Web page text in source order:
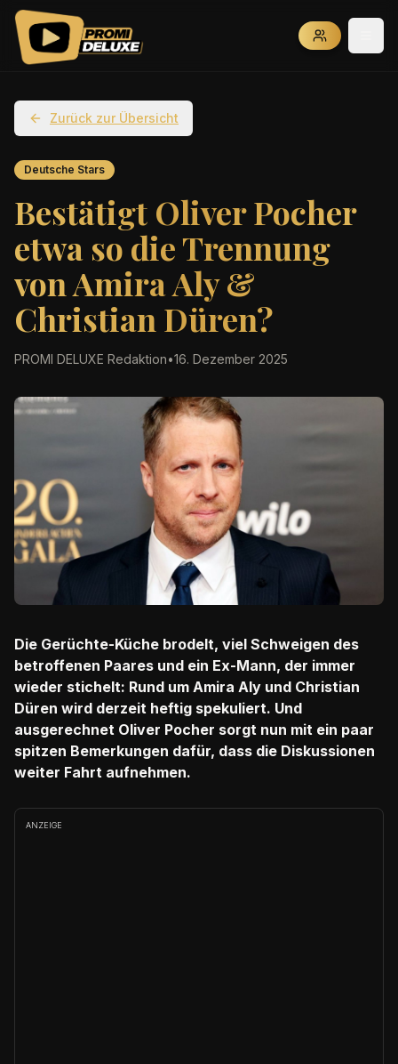
Zurück zur Übersicht
Deutsche Stars
Bestätigt Oliver Pocher
etwa so die Trennung
von Amira Aly &
Christian Düren?
PROMI DELUXE Redaktion•16. Dezember 2025
Die Gerüchte-Küche brodelt, viel Schweigen des
betroffenen Paares und ein Ex-Mann, der immer
wieder stichelt: Rund um Amira Aly und Christian
Düren wird derzeit heftig spekuliert. Und
ausgerechnet Oliver Pocher sorgt nun mit ein paar
spitzen Bemerkungen dafür, dass die Diskussionen
weiter Fahrt aufnehmen.
ANZEIGE